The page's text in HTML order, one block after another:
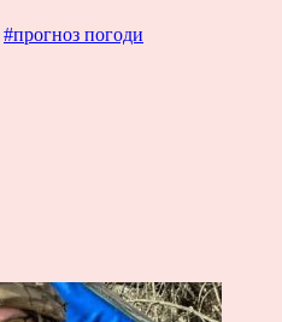
#прогноз погоди